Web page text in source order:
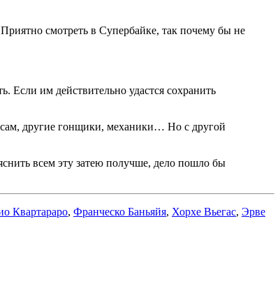
смотреть в Супербайке, так почему бы не
Если им действительно удастся сохранить
сам, другие гонщики, механики… Но с другой
всем эту затею получше, дело пошло бы
Квартараро, Франческо Баньяйя, Хорхе Вьегас, Эрве